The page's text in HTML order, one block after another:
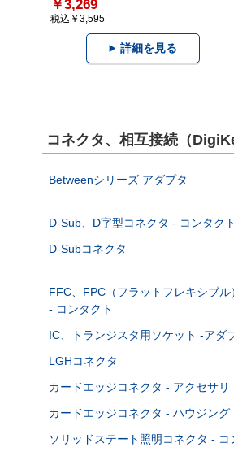
￥3,269
税込￥3,595
詳細を見る
コネクタ、相互接続（
Betweenシリーズ アダプタ
D-Sub、D字型コネクタ - コンタクト
D-Subコネクタ
FFC、FPC（フラットフレキシブル
- コンタクト
IC、トランジスタ用ソケット -アダ
LGHコネクタ
カードエッジコネクタ - アクセサリ
カードエッジコネクタ - ハウジング
ソリッドステート照明コネクタ - コ